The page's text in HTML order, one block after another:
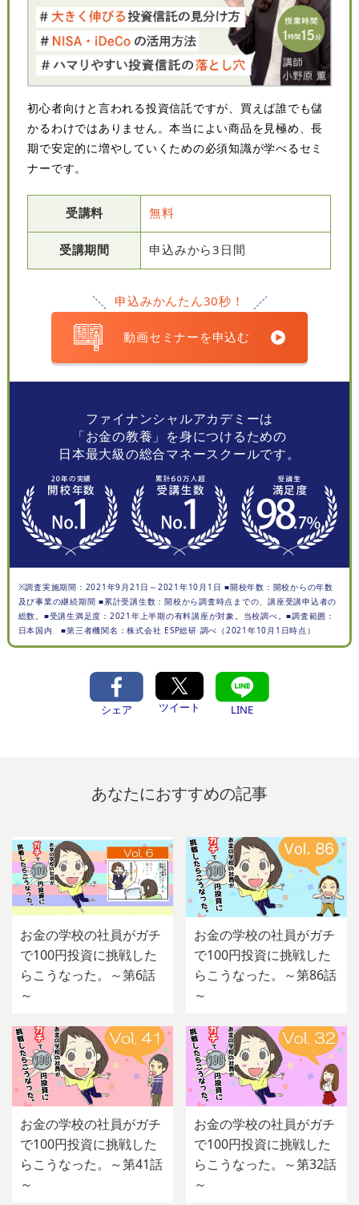
初心者向けと言われる投資信託ですが、買えば誰でも儲
かるわけではありません。本当によい商品を見極め、長
期で安定的に増やしていくための必須知識が学べるセミ
ナーです。
受講料 無料
受講期間 申込みから3日間
申込みかんたん30秒！
動画セミナーを申込む
ファイナンシャルアカデミーは
「お金の教養」を身につけるための
日本最大級の総合マネースクールです。
※調査実施期間：2021年9月21日～2021年10月1日 ■開校年数：開校からの年数
及び事業の継続期間 ■累計受講生数：開校から調査時点までの、講座受講申込者の
総数。■受講生満足度：2021年上半期の有料講座が対象。当校調べ。■調査範囲：
日本国内 ■第三者機関名：株式会社 ESP総研 調べ（2021年10月1日時点）
シェア ツイート LINE
あなたにおすすめの記事
お金の学校の社員がガチ
で100円投資に挑戦した
らこうなった。～第6話
～
お金の学校の社員がガチ
で100円投資に挑戦した
らこうなった。～第86話
～
お金の学校の社員がガチ
で100円投資に挑戦した
らこうなった。～第41話
～
お金の学校の社員がガチ
で100円投資に挑戦した
らこうなった。～第32話
～